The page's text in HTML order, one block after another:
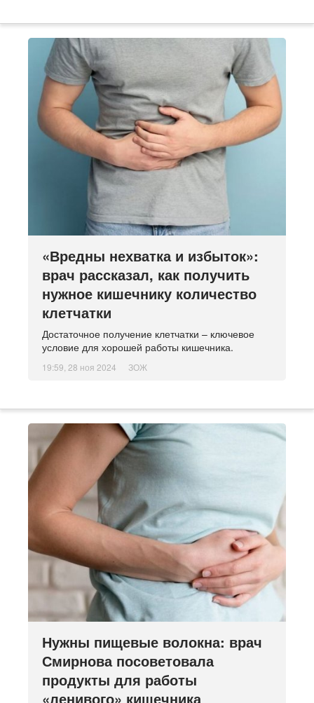
«Вредны нехватка и избыток»:
врач рассказал, как получить
нужное кишечнику количество
клетчатки
Достаточное получение клетчатки – ключевое
условие для хорошей работы кишечника.
19:59, 28 ноя 2024 ЗОЖ
Нужны пищевые волокна: врач
Смирнова посоветовала
продукты для работы
«ленивого» кишечника